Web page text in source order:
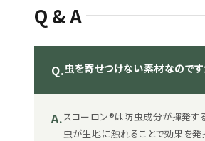
Q&A
Q.虫を寄せつけない素材なので
A.スコーロン®は防虫成分が揮発す
虫が生地に触れることで効果を